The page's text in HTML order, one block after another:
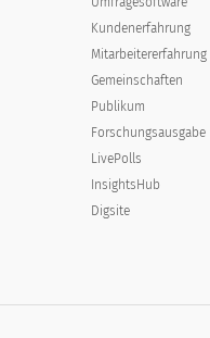
Kundenerfahrung
Mitarbeitererfahrung
Gemeinschaften
Publikum
Forschungsausgabe
LivePolls
InsightsHub
Digsite